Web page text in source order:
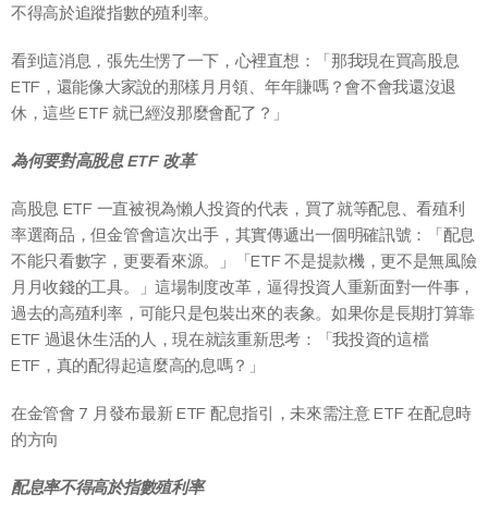
不得高於追蹤指數的殖利率。
看到這消息，張先生愣了一下，心裡直想：「那我現在買高股息
ETF，還能像大家說的那樣月月領、年年賺嗎？會不會我還沒退
休，這些 ETF 就已經沒那麼會配了？」
為何要對高股息 ETF 改革
高股息 ETF 一直被視為懶人投資的代表，買了就等配息、看殖利
率選商品，但金管會這次出手，其實傳遞出一個明確訊號：「配息
不能只看數字，更要看來源。」「ETF 不是提款機，更不是無風險
月月收錢的工具。」這場制度改革，逼得投資人重新面對一件事，
過去的高殖利率，可能只是包裝出來的表象。如果你是長期打算靠
ETF 過退休生活的人，現在就該重新思考：「我投資的這檔
ETF，真的配得起這麼高的息嗎？」
在金管會 7 月發布最新 ETF 配息指引，未來需注意 ETF 在配息時
的方向
配息率不得高於指數殖利率